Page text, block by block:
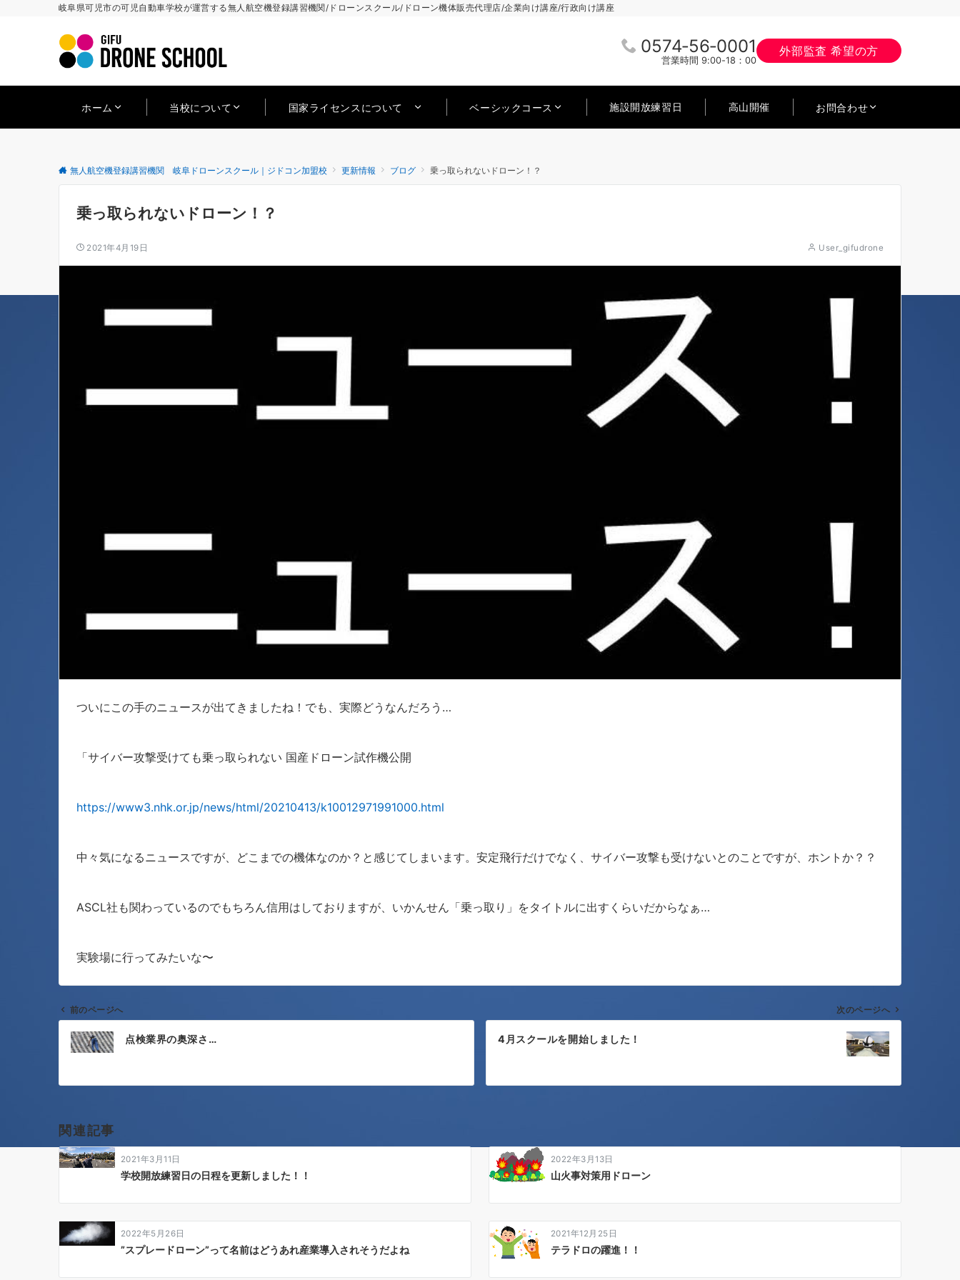
岐阜県可児市の可児自動車学校が運営する無人航空機登録講習機関/ドローンスクール/ドローン機体販売代理店/企業向け講座/行政向け講座
0574‐56‐0001
営業時間 9:00-18：00
外部監査 希望の方
ホーム 当校について 国家ライセンスについて ベーシックコース 施設開放練習日 高山開催 お問合わせ
無人航空機登録講習機関 岐阜ドローンスクール｜ジドコン加盟校 更新情報 ブログ 乗っ取られないドローン！？
乗っ取られないドローン！？
2021年4月19日 User_gifudrone
ついにこの手のニュースが出てきましたね！でも、実際どうなんだろう…
「サイバー攻撃受けても乗っ取られない 国産ドローン試作機公開
https://www3.nhk.or.jp/news/html/20210413/k10012971991000.html
中々気になるニュースですが、どこまでの機体なのか？と感じてしまいます。安定飛行だけでなく、サイバー攻撃も受けないとのことですが、ホントか？？
ASCL社も関わっているのでもちろん信用はしておりますが、いかんせん「乗っ取り」をタイトルに出すくらいだからなぁ…
実験場に行ってみたいな〜
投
稿
ナ
ゲ
ー
ョ
ン
前のページへ
点検業界の奥深さ…
次のページへ
4月スクールを開始しました！
関連記事
2021年3月11日
学校開放練習日の日程を更新しました！！
2022年3月13日
山火事対策用ドローン
2022年5月26日
”スプレードローン”って名前はどうあれ産業導入されそうだよね
2021年12月25日
テラドロの躍進！！